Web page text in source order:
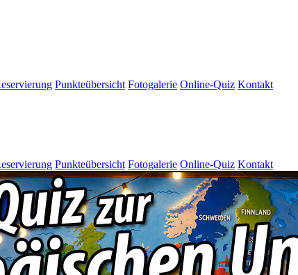
Punkteübersicht Fotogalerie Online-Quiz Kontakt
Punkteübersicht Fotogalerie Online-Quiz Kontakt